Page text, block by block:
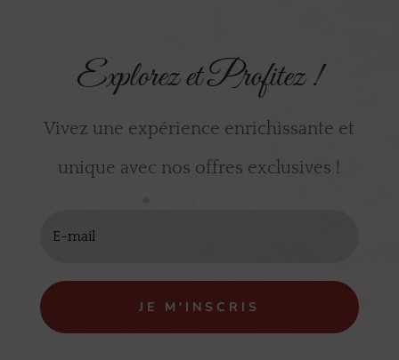
Explorez et Profitez !
Vivez une expérience enrichissante et
unique avec nos offres exclusives !
JE M'INSCRIS